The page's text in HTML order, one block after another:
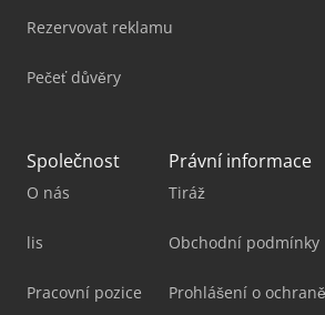
Rezervovat reklamu
Pečeť důvěry
Společnost
O nás
lis
Pracovní pozice
Právní informace
Tiráž
Obchodní podmínky
Prohlášení o